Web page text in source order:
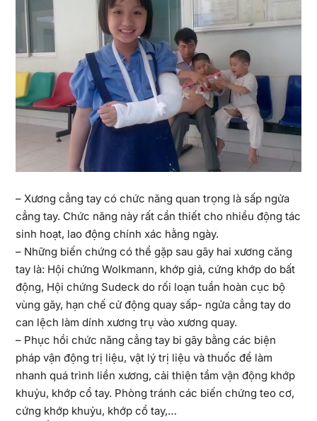
– Xương cẳng tay có chức năng quan trọng là sấp ngửa
cẳng tay. Chức năng này rất cần thiết cho nhiều động tác
sinh hoạt, lao động chính xác hằng ngày.
– Những biến chứng có thể gặp sau gãy hai xương căng
tay là: Hội chứng Wolkmann, khớp giả, cứng khớp do bất
động, Hội chứng Sudeck do rối loạn tuần hoàn cục bộ
vùng gãy, hạn chế cử động quay sấp- ngửa cẳng tay do
can lệch làm dính xương trụ vào xương quay.
– Phục hồi chức năng cẳng tay bi gãy bằng các biện
pháp vận động trị liệu, vật lý trị liệu và thuốc để làm
nhanh quá trình liền xương, cải thiện tầm vận động khớp
khuỷu, khớp cổ tay. Phòng tránh các biến chứng teo cơ,
cứng khớp khuỷu, khớp cổ tay,…